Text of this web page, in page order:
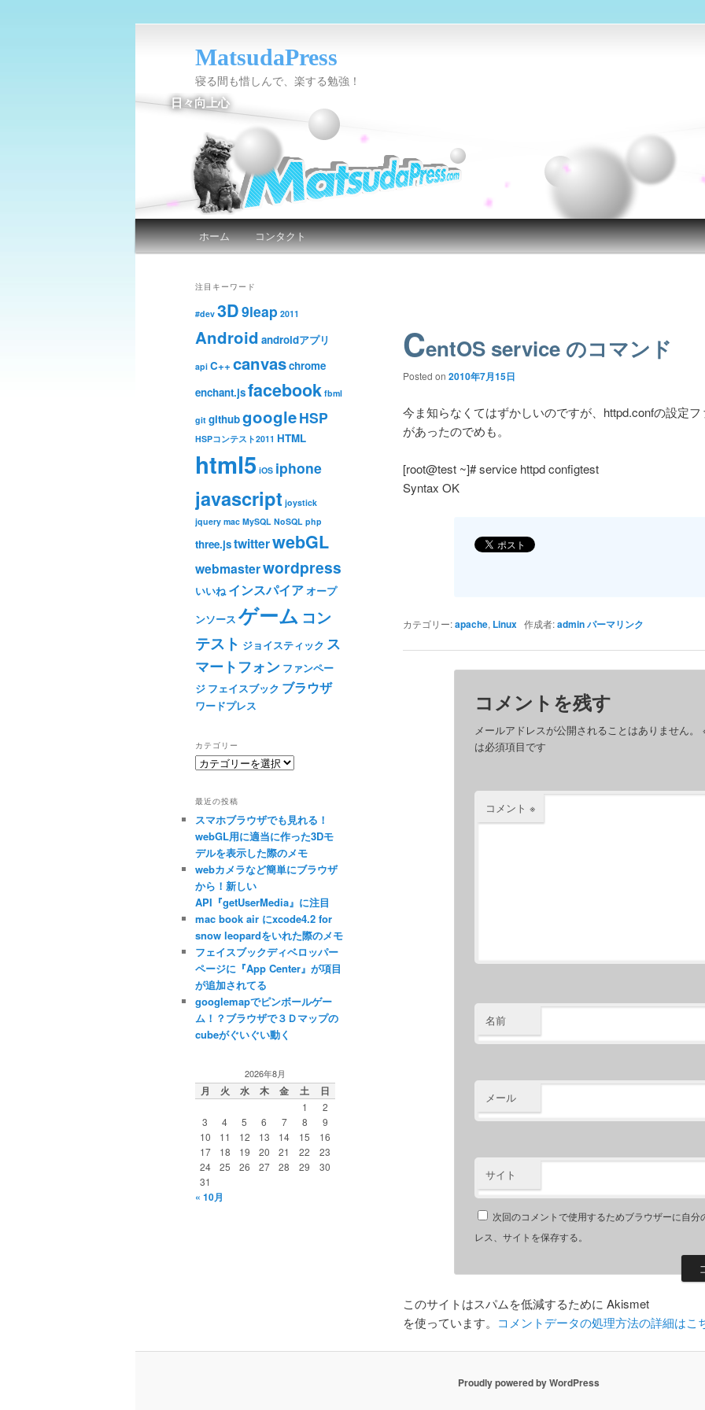
MatsudaPress
寝る間も惜しんで、楽する勉強！
日々向上心
メインメニュー
メインコンテンツへ移動
サブコンテンツへ移動
ホーム コンタクト
CentOS service のコマンド
Posted on 2010年7月15日
今ま知らなくてはずかしいのですが、httpd.confの設定
があったのでめも。
[root@test ~]# service httpd configtest
Syntax OK
カテゴリー:apache, Linux 作成者:adminパーマリンク
コメントを残す
メールアドレスが公開されることはありません。
は必須項目です
コメント ※
名前
メール
サイト
次回のコメントで使用するためブラウザーに自分
レス、サイトを保存する。
このサイトはスパムを低減するために Akismet
を使っています。 コメントデータの処理方法の詳細はこ
注目キーワード
#dev 3D9leap 2011
Android androidアプリ
api C++ canvaschrome
enchant.jsfacebook fbml
git githubgoogleHSP
HSPコンテスト2011 HTML
html5 iOS iphone
javascript joystick
jquery mac MySQL NoSQL php
three.jstwitterwebGL
webmasterwordpress
いいね インスパイアオープ
ンソース ゲーム コン
テスト ジョイスティック ス
マートフォン ファンペー
ジ フェイスブック ブラウザ
ワードプレス
カテゴリー
カ
リ
ー
最近の投稿
スマホブラウザでも見れる！
webGL用に適当に作った3Dモ
デルを表示した際のメモ
webカメラなど簡単にブラウザ
から！新しい
API『getUserMedia』に注目
mac book air にxcode4.2 for
snow leopardをいれた際のメモ
フェイスブックディベロッパー
ページに『App Center』が項目
が追加されてる
googlemapでピンボールゲー
ム！？ブラウザで３Ｄマップの
cubeがぐいぐい動く
2026年8月
月 火 水 木 金 土 日
1
2
3
4 5 6 7 8
9
10
11 12 13 14 15
16
17
18 19 20 21 22
23
24
25 26 27 28 29
30
31
« 10月
Proudly powered by WordPress